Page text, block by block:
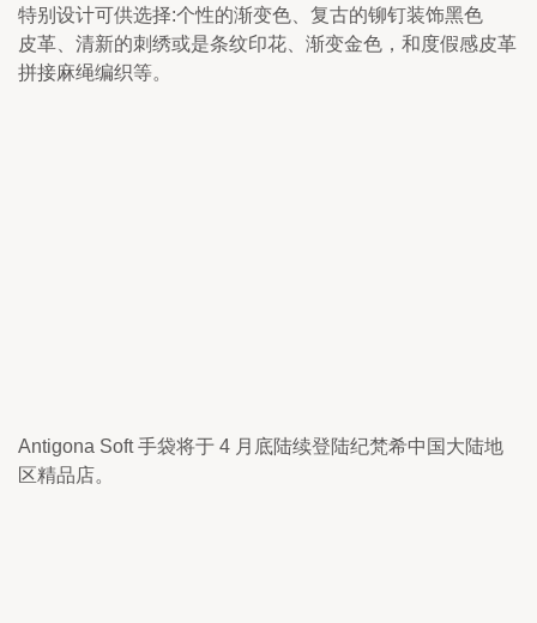
特别设计可供选择:个性的渐变色、复古的铆钉装饰黑色
皮革、清新的刺绣或是条纹印花、渐变金色，和度假感皮革
拼接麻绳编织等。
Antigona Soft 手袋将于 4 月底陆续登陆纪梵希中国大陆地
区精品店。